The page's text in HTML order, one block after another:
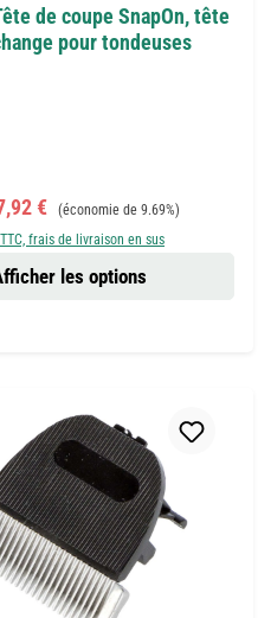
de coupe SnapOn, tête
pour tondeuses
vente :
€ Prix régulier :
(économie de 9.69%)
frais de livraison en sus
les options